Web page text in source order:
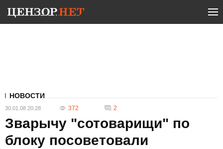
НОВОСТИ
30.01.08 20:28 372 2
Зварычу "сотоварищи" по
блоку посоветовали